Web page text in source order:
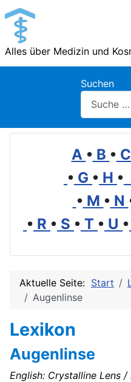
Alles über Medizin und
Suchen
A • B • C
• G • H •
• M • N
• R • S • T • U •
Aktuelle Seite: Start
Augenlinse
Lexikon
Augenlinse
English: Crystalline Lens /